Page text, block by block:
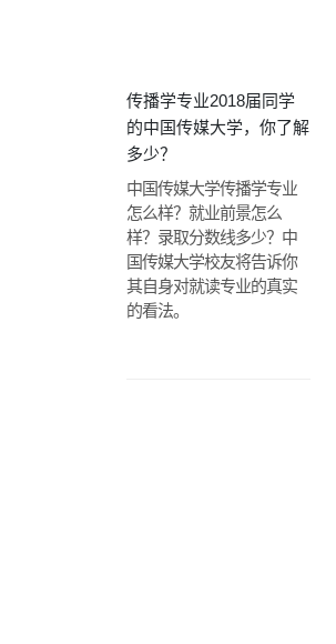
传播学专业2018届同学
的中国传媒大学，你了解
多少？
中国传媒大学传播学专业
怎么样？就业前景怎么
样？录取分数线多少？中
国传媒大学校友将告诉你
其自身对就读专业的真实
的看法。